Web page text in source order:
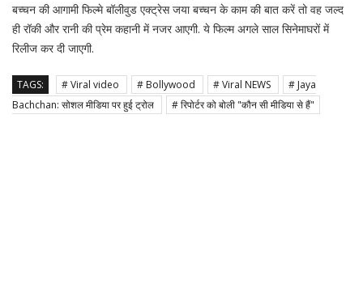
बच्चन की आगामी फिल्मे बॉलीवुड एक्ट्रेस जया बच्चन के काम की बात करें तो वह जल्द
ही रॉकी और रानी की प्रेम कहानी में नजर आएगी. ये फिल्म अगले साल सिनेमाघरों में
रिलीज कर दी जाएगी.
TAGS: # Viral video # Bollywood # Viral NEWS
# Jaya
Bachchan: सोशल मीडिया पर हुई ट्रोल
# रिपोर्टर को बोली "कौन सी मीडिया से हैं"